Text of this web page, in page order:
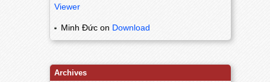
Viewer
Minh Đức on Download
Archives